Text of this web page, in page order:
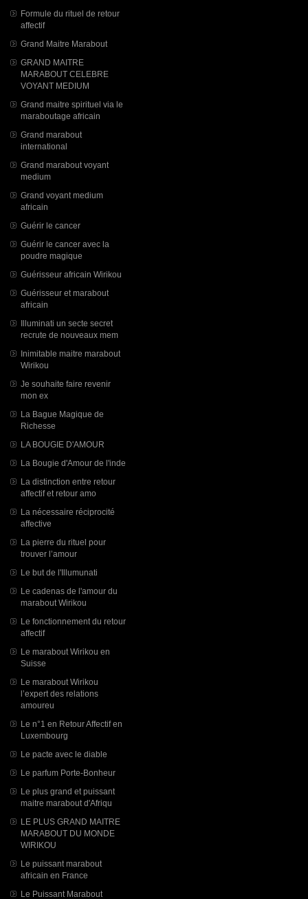
Formule du rituel de retour
affectif
Grand Maitre Marabout
GRAND MAITRE
MARABOUT CELEBRE
VOYANT MEDIUM
Grand maitre spirituel via le
maraboutage africain
Grand marabout
international
Grand marabout voyant
medium
Grand voyant medium
africain
Guérir le cancer
Guérir le cancer avec la
poudre magique
Guérisseur africain Wirikou
Guérisseur et marabout
africain
Illuminati un secte secret
recrute de nouveaux mem
Inimitable maitre marabout
Wirikou
Je souhaite faire revenir
mon ex
La Bague Magique de
Richesse
LA BOUGIE D'AMOUR
La Bougie d'Amour de l'inde
La distinction entre retour
affectif et retour amo
La nécessaire réciprocité
affective
La pierre du rituel pour
trouver l’amour
Le but de l'Illumunati
Le cadenas de l'amour du
marabout Wirikou
Le fonctionnement du retour
affectif
Le marabout Wirikou en
Suisse
Le marabout Wirikou
l’expert des relations
amoureu
Le n°1 en Retour Affectif en
Luxembourg
Le pacte avec le diable
Le parfum Porte-Bonheur
Le plus grand et puissant
maitre marabout d'Afriqu
LE PLUS GRAND MAITRE
MARABOUT DU MONDE
WIRIKOU
Le puissant marabout
africain en France
Le Puissant Marabout